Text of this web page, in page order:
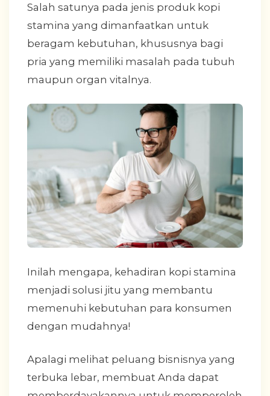
Salah satunya pada jenis produk kopi
stamina yang dimanfaatkan untuk
beragam kebutuhan, khususnya bagi
pria yang memiliki masalah pada tubuh
maupun organ vitalnya.
Inilah mengapa, kehadiran kopi stamina
menjadi solusi jitu yang membantu
memenuhi kebutuhan para konsumen
dengan mudahnya!
Apalagi melihat peluang bisnisnya yang
terbuka lebar, membuat Anda dapat